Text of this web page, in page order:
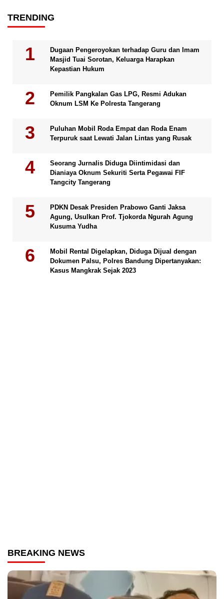
TRENDING
Dugaan Pengeroyokan terhadap Guru dan Imam
Masjid Tuai Sorotan, Keluarga Harapkan
Kepastian Hukum
Pemilik Pangkalan Gas LPG, Resmi Adukan
Oknum LSM Ke Polresta Tangerang
Puluhan Mobil Roda Empat dan Roda Enam
Terpuruk saat Lewati Jalan Lintas yang Rusak
Seorang Jurnalis Diduga Diintimidasi dan
Dianiaya Oknum Sekuriti Serta Pegawai FIF
Tangcity Tangerang
PDKN Desak Presiden Prabowo Ganti Jaksa
Agung, Usulkan Prof. Tjokorda Ngurah Agung
Kusuma Yudha
Mobil Rental Digelapkan, Diduga Dijual dengan
Dokumen Palsu, Polres Bandung Dipertanyakan:
Kasus Mangkrak Sejak 2023
BREAKING NEWS